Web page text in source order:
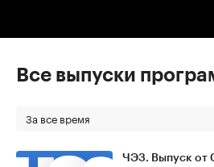
Все выпуски
За все время
ЧЭЗ. Выпуск от